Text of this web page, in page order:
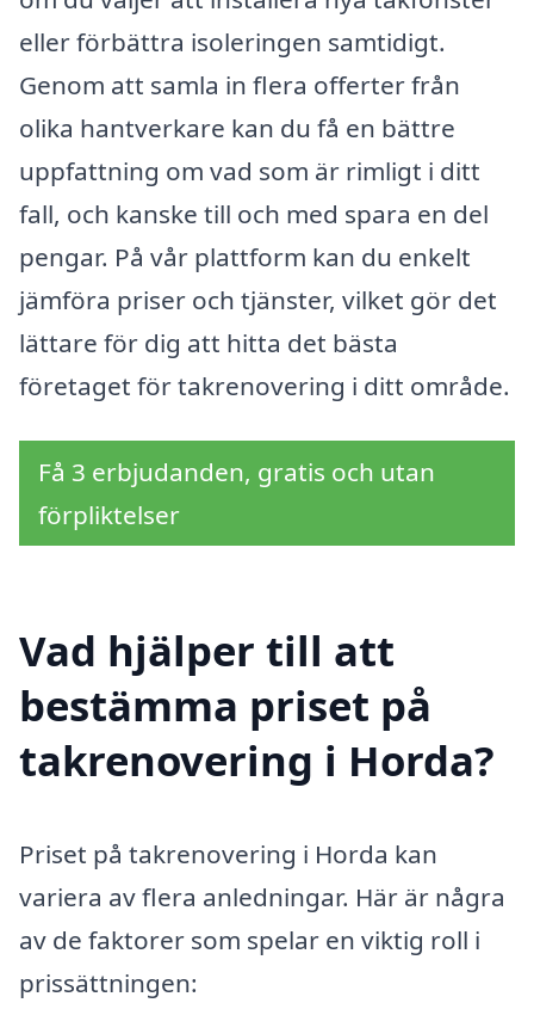
eller förbättra isoleringen samtidigt.
Genom att samla in flera offerter från
olika hantverkare kan du få en bättre
uppfattning om vad som är rimligt i ditt
fall, och kanske till och med spara en del
pengar. På vår plattform kan du enkelt
jämföra priser och tjänster, vilket gör det
lättare för dig att hitta det bästa
företaget för takrenovering i ditt område.
Få 3 erbjudanden, gratis och utan
förpliktelser
Vad hjälper till att
bestämma priset på
takrenovering i Horda?
Priset på takrenovering i Horda kan
variera av flera anledningar. Här är några
av de faktorer som spelar en viktig roll i
prissättningen: